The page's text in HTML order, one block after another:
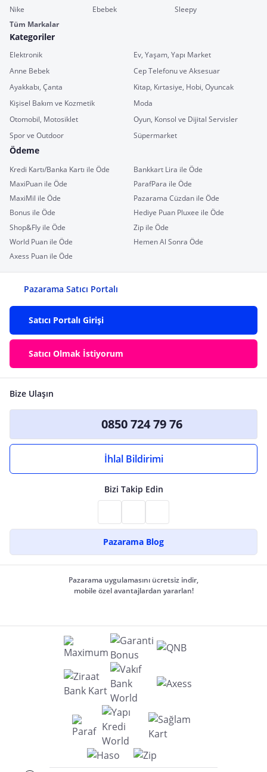
Nike
Ebebek
Sleepy
Tüm Markalar
Kategoriler
Elektronik
Ev, Yaşam, Yapı Market
Anne Bebek
Cep Telefonu ve Aksesuar
Ayakkabı, Çanta
Kitap, Kırtasiye, Hobi, Oyuncak
Kişisel Bakım ve Kozmetik
Moda
Otomobil, Motosiklet
Oyun, Konsol ve Dijital Servisler
Spor ve Outdoor
Süpermarket
Ödeme
Kredi Kartı/Banka Kartı ile Öde
Bankkart Lira ile Öde
MaxiPuan ile Öde
ParafPara ile Öde
MaxiMil ile Öde
Pazarama Cüzdan ile Öde
Bonus ile Öde
Hediye Puan Pluxee ile Öde
Shop&Fly ile Öde
Zip ile Öde
World Puan ile Öde
Hemen Al Sonra Öde
Axess Puan ile Öde
Pazarama Satıcı Portalı
Satıcı Portalı Girişi
Satıcı Olmak İstiyorum
Bize Ulaşın
0850 724 79 76
İhlal Bildirimi
Bizi Takip Edin
Pazarama Blog
Pazarama uygulamasını ücretsiz indir,
mobile özel avantajlardan yararlan!